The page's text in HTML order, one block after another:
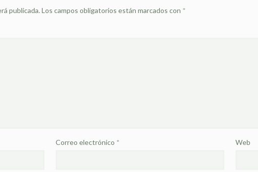
publicada. Los campos obligatorios están marcados con *
Correo electrónico * Web